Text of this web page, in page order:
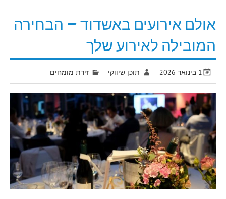
אולם אירועים באשדוד – הבחירה
המובילה לאירוע שלך
1 בינואר 2026 תוכן שיווקי זירת מומחים